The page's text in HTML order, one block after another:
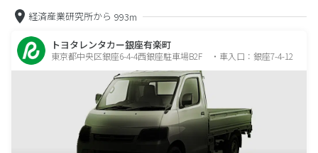
経済産業研究所から 993m
トヨタレンタカー銀座有楽町
東京都中央区銀座6-4-4西銀座駐車場B2F ・車入口：銀座7-4-12